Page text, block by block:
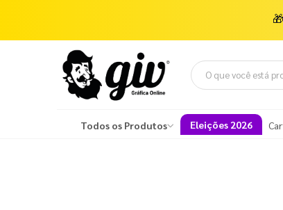
🎁
Todos os Produtos Eleições 2026